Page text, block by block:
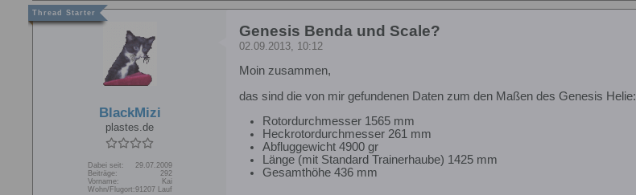
BlackMizi
plastes.de
Dabei seit:
29.07.2009
Beiträge:
292
Vorname:
Kai
Wohn/Flugort:91207 Lauf
Genesis Benda und Scale?
02.09.2013, 10:12
Moin zusammen,
das sind die von mir gefundenen Daten zum den Maßen des Genesis Helie:
Rotordurchmesser 1565 mm
Heckrotordurchmesser 261 mm
Abfluggewicht 4900 gr
Länge (mit Standard Trainerhaube) 1425 mm
Gesamthöhe 436 mm